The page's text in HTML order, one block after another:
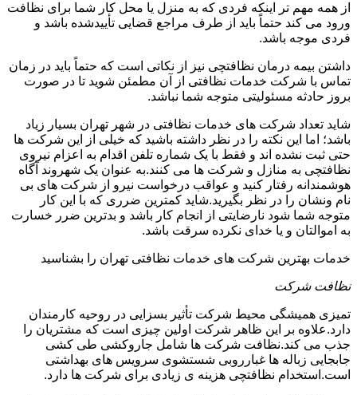
از همه مهم تر اینکه فردی که به منزل یا محل کار شما برای نظافت
ورود می کند حتماً باید از طرف مراجع قضایی تأییدشده باشد و
فردی موجه باشد.
داشتن بیمه درمان نظافتچی نیز از نکاتی است که حتماً باید در زمان
تماس با شرکت خدمات نظافتی از آن مطمئن شوید تا در صورت
بروز حادثه مسئولیتی متوجه شما نباشد.
شاید تعداد شرکت های خدمات نظافتی در شهر تهران بسیار زیاد
باشد؛ اما این نکته را در نظر داشته باشید که خیلی از این شرکت ها
حتی ثبت نشده اند و فقط با یک شماره تلفن اقدام به اعزام نیروی
نظافتچی به منازل و شرکت ها می کنند.به عنوان یک شهروند آگاه
هوشمندانه رفتار کنید و عواقب درخواست نیرو از شرکت های بی
نام ونشان را در نظر بگیرید.شاید کمترین ضرری که با این کار
متوجه شما شود نارضایتی از انجام کار باشد و بدترین ضرر خسارت
به اموالتان و یا خدای نکرده سرقت باشد.
خدمات بهترین شرکت های خدمات نظافتی تهران را بشناسید
نظافت شرکت
تمیزی همیشگی محیط شرکت تأثیر بسزایی در روحیه کارمندان
دارد.علاوه بر این ظاهر شرکت اولین چیزی است که مشتریان را
جذب می کند.نظافت شرکت ها شامل جاروکشی طی کشی
جابجایی زباله ها غبارروبی شستشوی سرویس های بهداشتی
است.استخدام نظافتچی هزینه ی زیادی برای شرکت ها دارد.